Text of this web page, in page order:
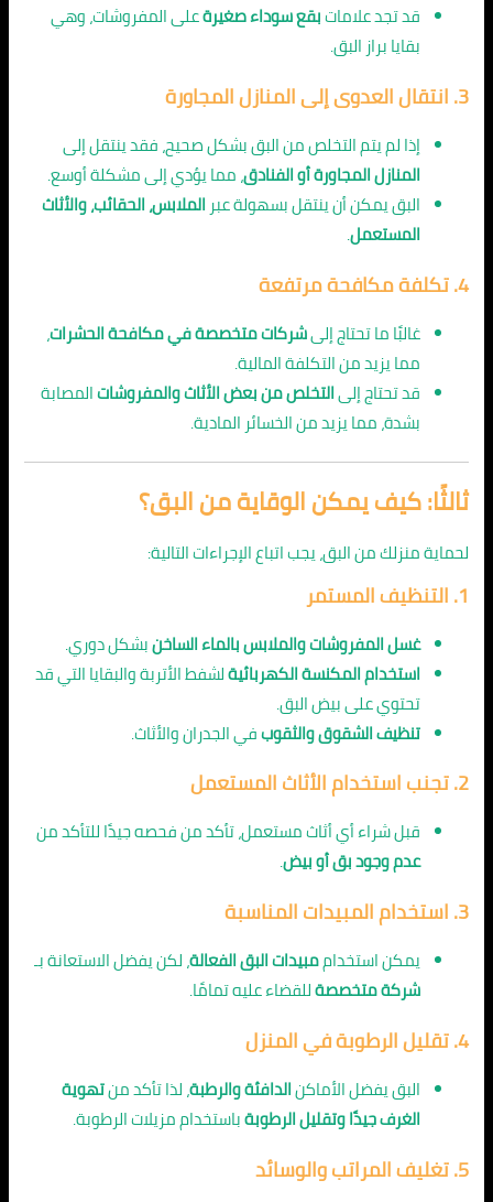
قد تجد علاماتبقع سوداء صغيرةعلى المفروشات، وهي
بقايا براز البق.
3. انتقال العدوى إلى المنازل المجاورة
إذا لم يتم التخلص من البق بشكل صحيح، فقد ينتقل إلى
المنازل المجاورة أو الفنادق، مما يؤدي إلى مشكلة أوسع.
البق يمكن أن ينتقل بسهولة عبر الملابس، الحقائب، والأثاث
المستعمل.
4. تكلفة مكافحة مرتفعة
غالبًا ما تحتاج إلىشركات متخصصة في مكافحة الحشرات،
مما يزيد من التكلفة المالية.
قد تحتاج إلىالتخلص من بعض الأثاث والمفروشاتالمصابة
بشدة، مما يزيد من الخسائر المادية.
ثالثًا: كيف يمكن الوقاية من البق؟
لحماية منزلك من البق، يجب اتباع الإجراءات التالية:
1. التنظيف المستمر
غسل المفروشات والملابس بالماء الساخنبشكل دوري.
استخدام المكنسة الكهربائيةلشفط الأتربة والبقايا التي قد
تحتوي على بيض البق.
تنظيف الشقوق والثقوبفي الجدران والأثاث.
2. تجنب استخدام الأثاث المستعمل
قبل شراء أي أثاث مستعمل، تأكد من فحصه جيدًا للتأكد من
عدم وجود بق أو بيض.
3. استخدام المبيدات المناسبة
يمكن استخداممبيدات البق الفعالة، لكن يفضل الاستعانة بـ
شركة متخصصةللقضاء عليه تمامًا.
4. تقليل الرطوبة في المنزل
البق يفضل الأماكنالدافئة والرطبة، لذا تأكد منتهوية
الغرف جيدًا وتقليل الرطوبةباستخدام مزيلات الرطوبة.
5. تغليف المراتب والوسائد